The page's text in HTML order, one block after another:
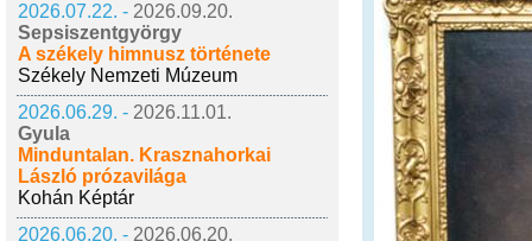
2026.07.22. - 2026.09.20.
Sepsiszentgyörgy
A székely himnusz története
Székely Nemzeti Múzeum
2026.06.29. - 2026.11.01.
Gyula
Minduntalan. Krasznahorkai
László prózavilága
Kohán Képtár
2026.06.20. - 2026.06.20.